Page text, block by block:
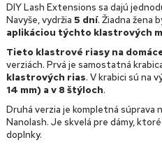
DIY Lash Extensions sa dajú
Navyše, vydržia 5 dní. Žiadna žena
aplikáciou týchto klastrových
Tieto klastrové riasy na
verziách. Prvá je samostatná
klastrových rias. V krabici sú na
14 mm) a v 8 štýloch.
Druhá verzia je kompletná súprava
Nanolash. Je skvelá pre dámy,
doplnky.